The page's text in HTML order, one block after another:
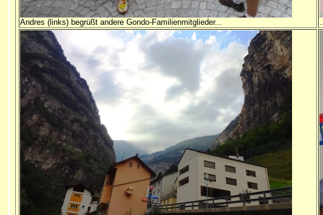
Andres (links) begrüßt andere Gondo-Familienmitglieder...